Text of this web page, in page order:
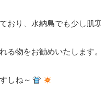
おり、水納島でも少し肌
る物をお勧めいたします。
しね～